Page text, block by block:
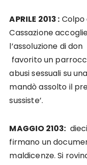
APRILE 2013 : Colpo
Cassazione
l’assoluzione di don
favorito un
abusi sessuali su
mandò assolto il
sussiste’.
MAGGIO 2103:
firmano un
maldicenze. Si